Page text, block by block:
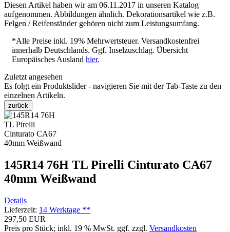
Diesen Artikel haben wir am 06.11.2017 in unseren Katalog
aufgenommen. Abbildungen ähnlich. Dekorationsartikel wie z.B.
Felgen / Reifenständer gehören nicht zum Leistungsumfang.
*Alle Preise inkl. 19% Mehrwertsteuer. Versandkostenfrei
innerhalb Deutschlands. Ggf. Inselzuschlag. Übersicht
Europäisches Ausland hier.
Zuletzt angesehen
Es folgt ein Produktslider - navigieren Sie mit der Tab-Taste zu den
einzelnen Artikeln.
zurück
145R14 76H TL Pirelli Cinturato CA67
40mm Weißwand
Details
Lieferzeit: 14 Werktage **
297,50 EUR
Preis pro Stück; inkl. 19 % MwSt. ggf. zzgl. Versandkosten